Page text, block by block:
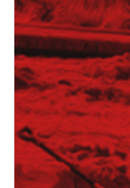
Młodszy
budowlanych (K/
Młodszy
Praktyki (K/M) w
Mechanik /
Młodszy Inżynier
Mechanik /
(K/M)
Młodszy Inżynier